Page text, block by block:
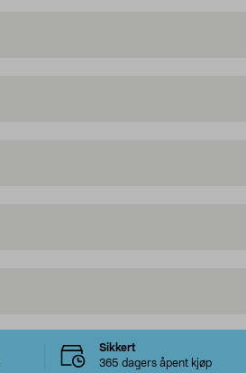
Sikkert
365 dagers åpent kjøp